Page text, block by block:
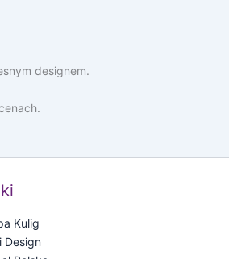
designem.
Kulig
Design